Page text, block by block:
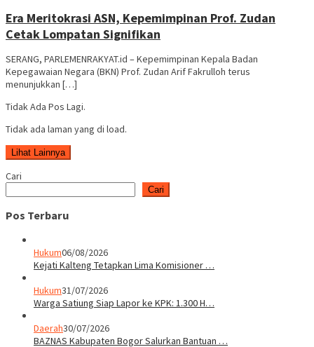
Era Meritokrasi ASN, Kepemimpinan Prof. Zudan
Cetak Lompatan Signifikan
SERANG, PARLEMENRAKYAT.id – Kepemimpinan Kepala Badan
Kepegawaian Negara (BKN) Prof. Zudan Arif Fakrulloh terus
menunjukkan […]
Tidak Ada Pos Lagi.
Tidak ada laman yang di load.
Lihat Lainnya
Cari
Cari
Pos Terbaru
Hukum06/08/2026
Kejati Kalteng Tetapkan Lima Komisioner …
Hukum31/07/2026
Warga Satiung Siap Lapor ke KPK: 1.300 H…
Daerah30/07/2026
BAZNAS Kabupaten Bogor Salurkan Bantuan …